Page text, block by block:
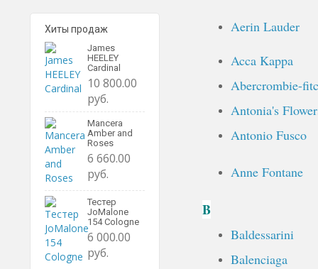
Хиты продаж
James
HEELEY
Cardinal
10 800.00
руб.
Mancera
Amber and
Roses
6 660.00
руб.
Тестер
JoMalone
154 Cologne
6 000.00
руб.
Aerin Lauder
Acca Kappa
Abercrombie-
Antonia's
Antonio Fusco
Anne Fontane
B
Baldessarini
Balenciaga